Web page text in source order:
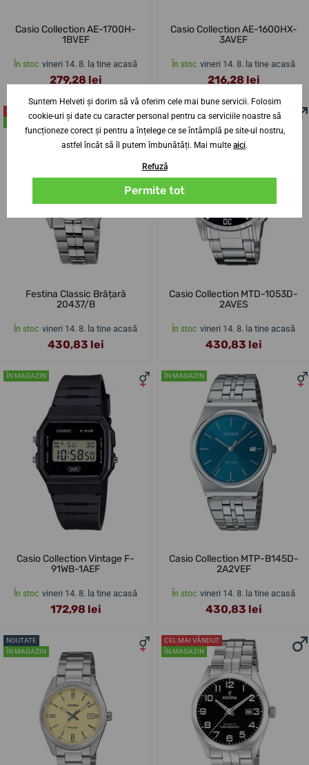
Casio Collection AE-1700H-
1BVEF
În stoc vineri 14. 8. la tine acasă
279,28 lei
Casio Collection AE-1600HX-
3AVEF
În stoc vineri 14. 8. la tine acasă
216,28 lei
CEL MAI VÂNDUT
Festina Classic Brățară
20437/B
În stoc vineri 14. 8. la tine acasă
430,83 lei
Casio Collection MTD-1053D-
2AVES
În stoc vineri 14. 8. la tine acasă
430,83 lei
ÎN MAGAZIN
Casio Collection Vintage F-
91WB-1AEF
În stoc vineri 14. 8. la tine acasă
172,98 lei
ÎN MAGAZIN
Casio Collection MTP-B145D-
2A2VEF
În stoc vineri 14. 8. la tine acasă
430,83 lei
NOUTATE
ÎN MAGAZIN
CEL MAI VÂNDUT
ÎN MAGAZIN
Suntem Helveti și dorim să vă oferim cele mai bune servicii. Folosim
cookie-uri și date cu caracter personal pentru ca serviciile noastre să
funcționeze corect și pentru a înțelege ce se întâmplă pe site-ul nostru,
astfel încât să îl putem îmbunătăți. Mai multe aici.
Refuză
Permite tot